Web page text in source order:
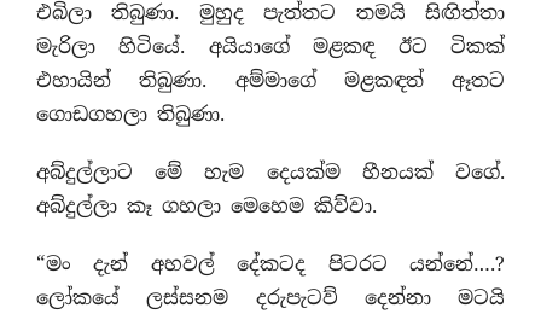
එබිලා තිබුණා. මුහුද පැත්තට තමයි සිඟිත්තා
මැරිලා හිටියේ. අයියාගේ මළකඳ ඊට ටිකක්
එහායින් තිබුණා. අම්මාගේ මළකඳත් ඈතට
ගොඩගහලා තිබුණා.
අබ්දුල්ලාට මේ හැම දෙයක්ම හීනයක් වගේ.
අබ්දුල්ලා කෑ ගහලා මෙහෙම කිව්වා.
“මං දැන් අහවල් දේකටද පිටරට යන්නේ….?
ලෝකයේ ලස්සනම දරුපැටව් දෙන්නා මටයි